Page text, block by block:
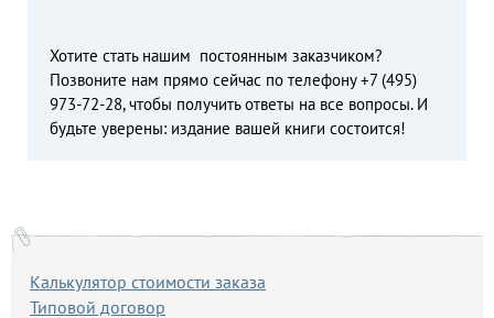
Калькулятор стоимости заказа
Типовой договор
Хотите стать нашим постоянным заказчиком?
Позвоните нам прямо сейчас по телефону +7 (495)
973-72-28, чтобы получить ответы на все вопросы. И
будьте уверены: издание вашей книги состоится!